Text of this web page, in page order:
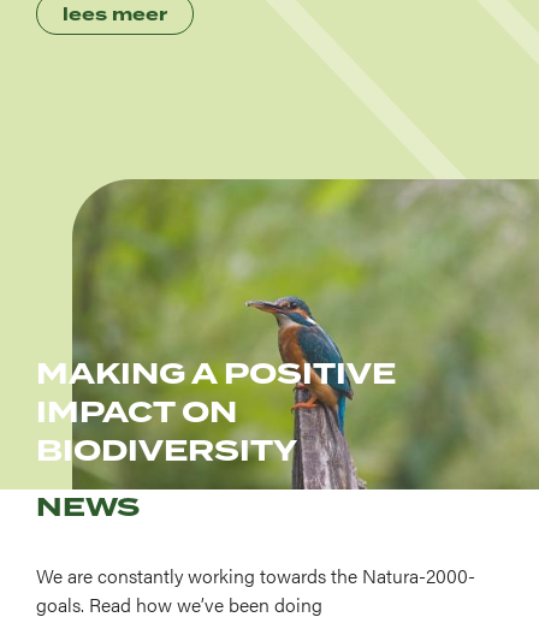
lees meer
Afbeelding
MAKING A POSITIVE
IMPACT ON
BIODIVERSITY
NEWS
We are constantly working towards the Natura-2000-
goals. Read how we’ve been doing